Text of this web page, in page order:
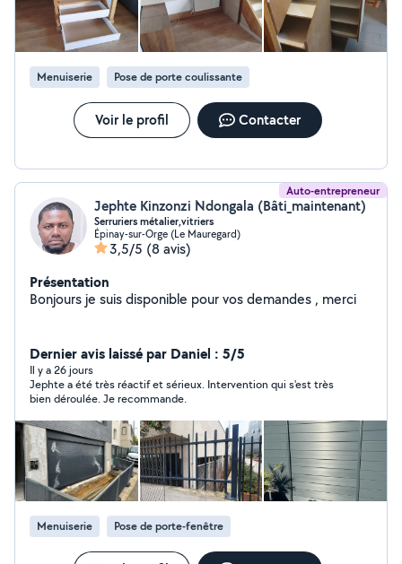
Menuiserie Pose de porte coulissante
Voir le profil Contacter
Auto-entrepreneur
Jephte Kinzonzi Ndongala (Bâti_maintenant)
Serruriers métalier,vitriers
Épinay-sur-Orge (Le Mauregard)
3,5/5 (8 avis)
Présentation
Bonjours je suis disponible pour vos demandes , merci
Dernier avis laissé par Daniel : 5/5
Il y a 26 jours
Jephte a été très réactif et sérieux. Intervention qui s'est très
bien déroulée. Je recommande.
Menuiserie Pose de porte-fenêtre